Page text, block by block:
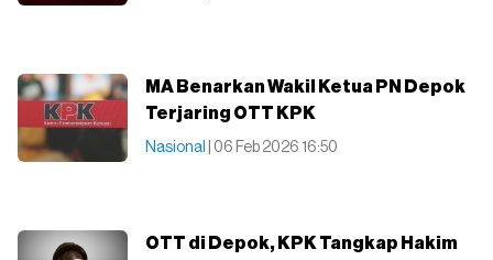
MA Benarkan Wakil Ketua PN Depok
Terjaring OTT KPK
Nasional | 06 Feb 2026 16:50
OTT di Depok, KPK Tangkap Hakim